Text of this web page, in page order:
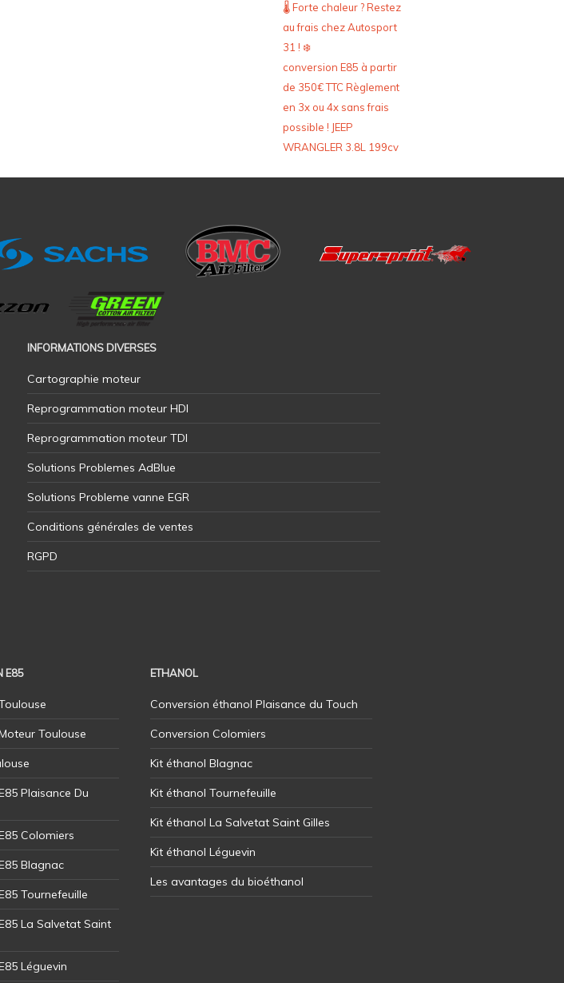
🌡️ Forte chaleur ? Restez
au frais chez Autosport
31 ! ❄️
conversion E85 à partir
de 350€ TTC Règlement
en 3x ou 4x sans frais
possible ! JEEP
WRANGLER 3.8L 199cv
INFORMATIONS DIVERSES
Cartographie moteur
Reprogrammation moteur HDI
Reprogrammation moteur TDI
Solutions Problemes AdBlue
Solutions Probleme vanne EGR
Conditions générales de ventes
RGPD
E85
Toulouse
Plaisance Du
Colomiers
Blagnac
Tournefeuille
La Salvetat Saint
Léguevin
ETHANOL
Conversion éthanol Plaisance du Touch
Conversion Colomiers
Kit éthanol Blagnac
Kit éthanol Tournefeuille
Kit éthanol La Salvetat Saint Gilles
Kit éthanol Léguevin
Les avantages du bioéthanol